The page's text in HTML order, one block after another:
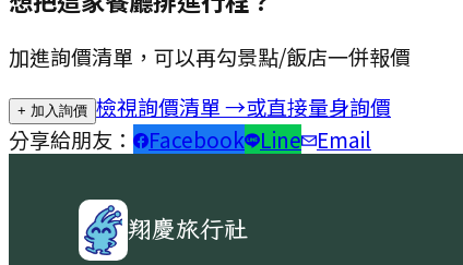
加進詢價清單，可以再勾景點/飯店一併報價
+ 加入詢價 檢視詢價清單 →或直接量身詢價
分享給朋友：
Facebook Line Email
翔慶旅行社